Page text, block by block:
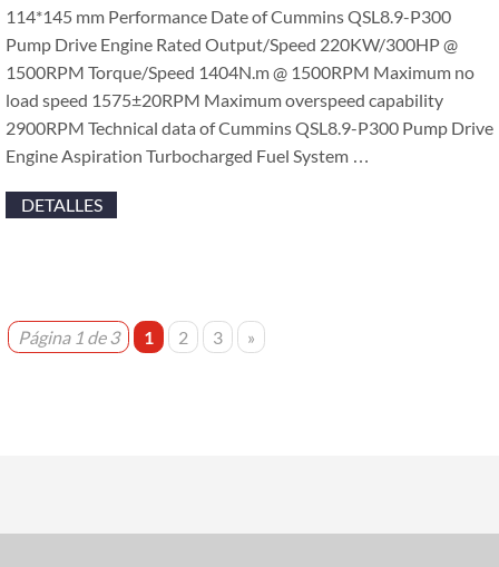
114*145 mm Performance Date of Cummins QSL8.9-P300
Pump Drive Engine Rated Output/Speed 220KW/300HP @
1500RPM Torque/Speed 1404N.m @ 1500RPM Maximum no
load speed 1575±20RPM Maximum overspeed capability
2900RPM Technical data of Cummins QSL8.9-P300 Pump Drive
Engine Aspiration Turbocharged Fuel System …
DETALLES
Página 1 de 3 1 2 3 »